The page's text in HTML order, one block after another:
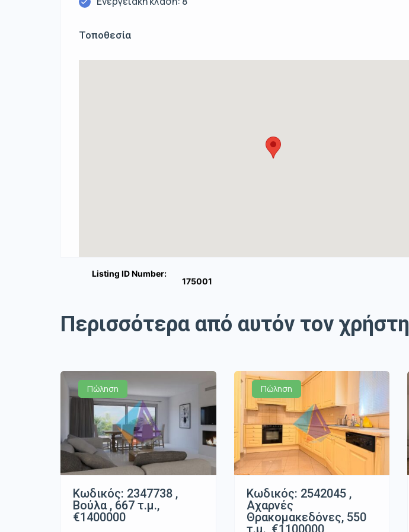
Τοποθεσία
Listing ID Number:
175001
Περισσότερα από αυτόν τον χρήστη
Πώληση
Κωδικός: 2347738 ,
Βούλα , 667 τ.μ.,
€1400000
Πώληση
Κωδικός: 2542045 ,
Αχαρνές
Θρακομακεδόνες, 550
τ.μ., €1100000